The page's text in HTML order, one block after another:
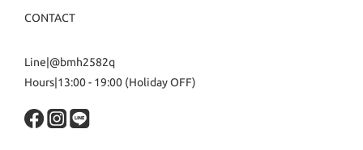
CONTACT
Line|@bmh2582q
Hours|13:00 - 19:00 (Holiday OFF)